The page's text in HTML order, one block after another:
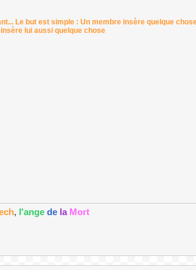
Le but est simple : Un membre insère quelque
lui aussi quelque chose
, l'ange de la Mort